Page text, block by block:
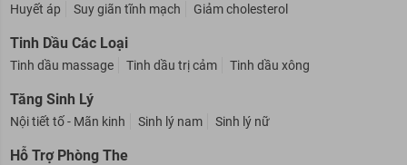
Huyết áp Suy giãn tĩnh mạch Giảm cholesterol
Tinh Dầu Các Loại
Tinh dầu massage Tinh dầu trị cảm Tinh dầu xông
Tăng Sinh Lý
Nội tiết tố - Mãn kinh Sinh lý nam Sinh lý nữ
Hỗ Trợ Phòng The